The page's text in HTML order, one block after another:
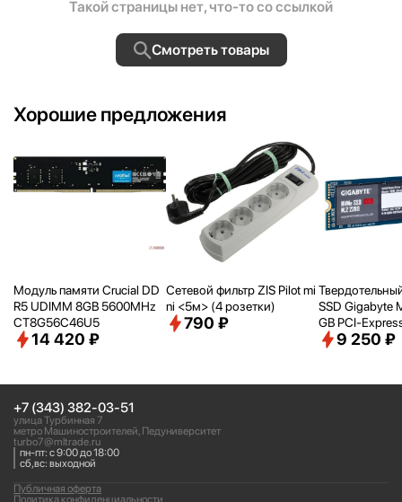
Такой страницы нет, что-то со ссылкой
Смотреть товары
Хорошие предложения
Модуль памяти Crucial DD
R5 UDIMM 8GB 5600MHz
CT8G56C46U5
14 420 ₽
Сетевой фильтр ZIS Pilot mi
ni <5м> (4 розетки)
790 ₽
SSD Gigabyte
GB PCI-
Me 1.3
9 250 ₽
+7 (343) 382-03-51
улица Турбинная 7
метро Машиностроителей, Педуниверситет
turbo7@mltrade.ru
пн-пт: с 9:00 до 18:00
сб,вс: выходной
Политика конфиденциальности
Публичная оферта